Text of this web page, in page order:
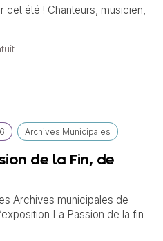
cet été ! Chanteurs, musicien,
Archives Municipales
de la Fin, de
Archives municipales de
La Passion de la fin